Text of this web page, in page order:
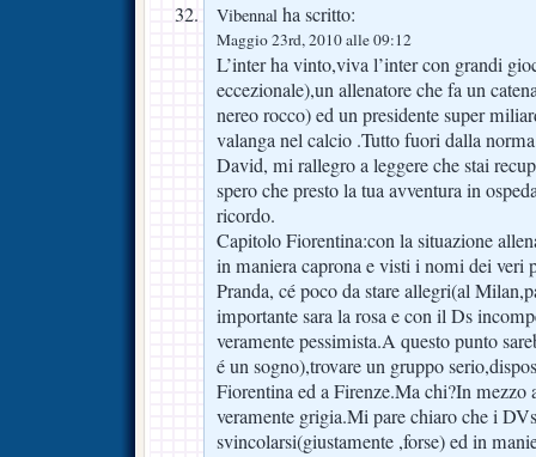
Vibennal ha scritto:
Maggio 23rd, 2010 alle 09:12
L’inter ha vinto,viva l’inter con grandi
eccezionale),un allenatore che fa un
nereo rocco) ed un presidente super
valanga nel calcio .Tutto fuori dalla
David, mi rallegro a leggere che stai
spero che presto la tua avventura in
ricordo.
Capitolo Fiorentina:con la situazione
in maniera caprona e visti i nomi dei veri
Pranda, cé poco da stare allegri(al
importante sara la rosa e con il Ds
veramente pessimista.A questo punto
é un sogno),trovare un gruppo
Fiorentina ed a Firenze.Ma chi?In mezzo
veramente grigia.Mi pare chiaro che i
svincolarsi(giustamente ,forse) ed in